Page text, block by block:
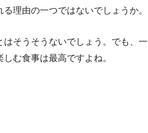
理由の一つではないでしょうか。
そうそうないでしょう。でも、一
む食事は最高ですよね。